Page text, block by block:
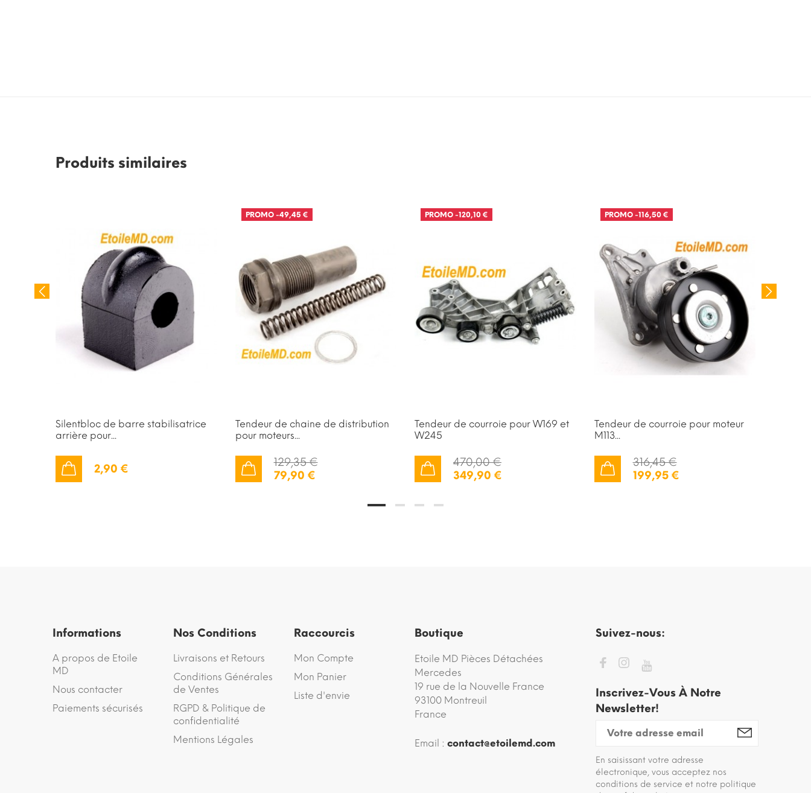
Produits similaires
Silentbloc de barre stabilisatrice
arrière pour...
2,90 €
PROMO-49,45 €
Tendeur de chaine de distribution
pour moteurs...
129,35 €
79,90 €
PROMO -120,10 €
Tendeur de courroie pour W169 et
W245
470,00 €
349,90 €
PROMO-116,50 €
Tendeur de courroie pour moteur
M113...
316,45 €
199,95 €
Informations
A propos de Etoile
MD
Nous contacter
Paiements sécurisés
Nos Conditions
Livraisons et Retours
Conditions Générales
de Ventes
RGPD & Politique de
confidentialité
Mentions Légales
Raccourcis
Mon Compte
Mon Panier
Liste d'envie
Boutique
Etoile MD Pièces Détachées
Mercedes
19 rue de la Nouvelle France
93100 Montreuil
France
Email : contact@etoilemd.com
Suivez-nous:
Inscrivez-Vous À Notre
Newsletter!
En saisissant votre adresse
électronique, vous acceptez nos
conditions de service et notre politique